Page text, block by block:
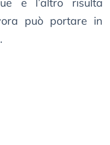
e l’altro risulta
può portare in